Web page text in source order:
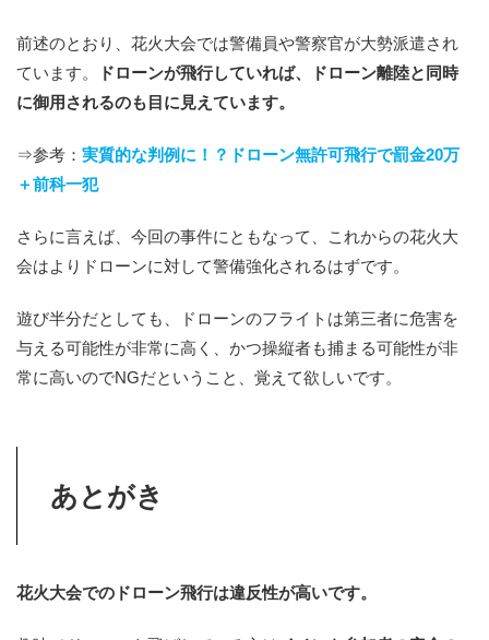
前述のとおり、花火大会では警備員や警察官が大勢派遣され
ています。
ドローンが飛行していれば、ドローン離陸と同時
に御用されるのも目に見えています。
⇒参考： 実質的な判例に！？ドローン無許可飛行で罰金20万
＋前科一犯
さらに言えば、今回の事件にともなって、これからの花火大
会はよりドローンに対して警備強化されるはずです。
遊び半分だとしても、ドローンのフライトは第三者に危害を
与える可能性が非常に高く、かつ操縦者も捕まる可能性が非
常に高いのでNGだということ、覚えて欲しいです。
あとがき
花火大会でのドローン飛行は違反性が高いです。